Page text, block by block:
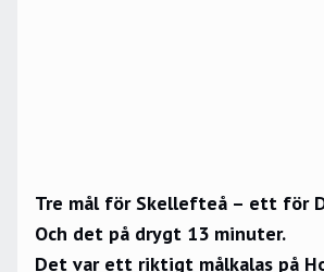
Tre mål för Skellefteå – ett för
Och det på drygt 13 minuter.
Det var ett riktigt målkalas på